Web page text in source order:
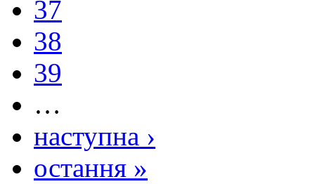
37
38
39
…
наступна ›
остання »